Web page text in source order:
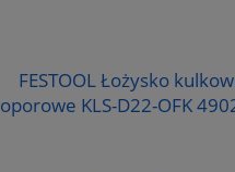
FESTOOL Łożysko
oporowe KLS-D22-OFK